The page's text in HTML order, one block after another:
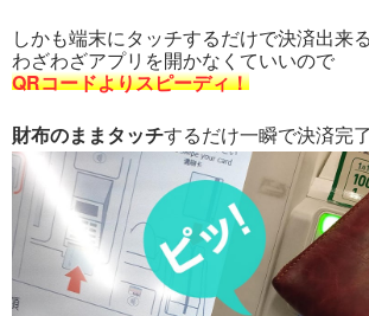
しかも端末にタッチするだけで決済出来
わざわざアプリを開かなくていいので
QRコードよりスピーディ！
財布のままタッチするだけ一瞬で決済完